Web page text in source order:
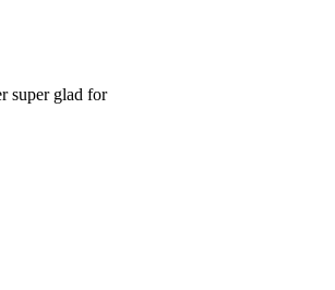
super glad for